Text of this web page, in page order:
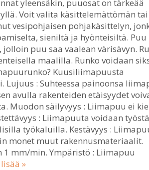
yleensäkin, puuosat on tärkeää
Voit valita käsittelemättömän tai
vesipohjaisen pohjakäsittelyn,
sieniltä ja hyönteisiltä. Puu
puu saa vaalean värisävyn.
maalilla. Runko voidaan
Kuusiliimapuusta
: Suhteessa painoonsa
avulla rakenteiden etäisyydet
Muodon säilyvyys : Liimapuu ei
: Liimapuuta voidaan
työkaluilla. Kestävyys :
monet muut rakennusmateriaalit.
mm/min. Ympäristö : Liimapuu
»